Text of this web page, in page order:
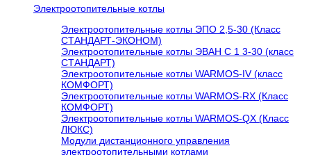
Электроотопительные котлы
Электроотопительные котлы ЭПО 2,5-30 (Класс
СТАНДАРТ-ЭКОНОМ)
Электроотопительные котлы ЭВАН С 1 3-30 (класс
СТАНДАРТ)
Электроотопительные котлы WARMOS-IV (класс
КОМФОРТ)
Электроотопительные котлы WARMOS-RX (Класс
КОМФОРТ)
Электроотопительные котлы WARMOS-QX (Класс
ЛЮКС)
Модули дистанционного управления
электроотопительными котлами